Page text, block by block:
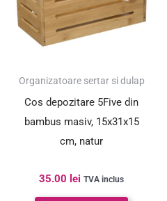
Organizatoare sertar si dulap
Cos depozitare 5Five din
bambus masiv, 15x31x15
cm, natur
35.00 lei TVA inclus